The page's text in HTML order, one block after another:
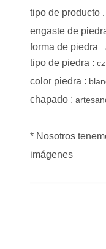
tipo de producto
engaste de
forma de piedra :
tipo de piedra :cz
color piedra :
chapado :
* Nosotros
imágenes